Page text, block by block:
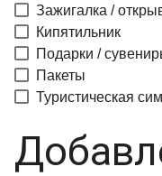
Зажигалка /
Кипятильник
Подарки /
Пакеты
Туристическая